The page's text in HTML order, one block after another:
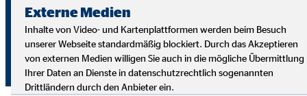
Karriereweg begleitet. Was sieht er als die wichtigste
Eigenschaft, um erfolgreich zu sein? Ein Feingefühl für
Menschen. Neben Talent und Fleiß hat Sascha Dastl immer
wieder erlebt, wie wichtig ein guter Draht zu seinen Kunden
und Kundinnen ist.
Externe Medien
Inhalte von Video- und Kartenplattformen werden beim Besuch
unserer Webseite standardmäßig blockiert. Durch das Akzeptieren
von externen Medien willigen Sie auch in die mögliche Übermittlung
Ihrer Daten an Dienste in datenschutzrechtlich sogenannten
Drittländern durch den Anbieter ein.